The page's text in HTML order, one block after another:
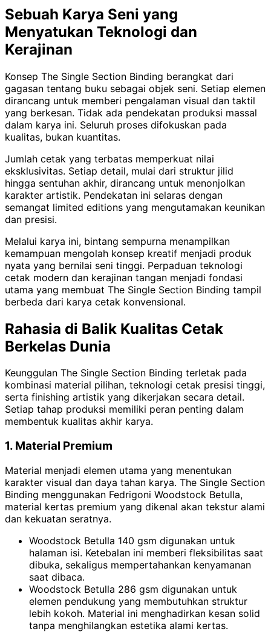
Sebuah Karya Seni yang
Menyatukan Teknologi dan
Kerajinan
Konsep The Single Section Binding berangkat dari
gagasan tentang buku sebagai objek seni. Setiap elemen
dirancang untuk memberi pengalaman visual dan taktil
yang berkesan. Tidak ada pendekatan produksi massal
dalam karya ini. Seluruh proses difokuskan pada
kualitas, bukan kuantitas.
Jumlah cetak yang terbatas memperkuat nilai
eksklusivitas. Setiap detail, mulai dari struktur jilid
hingga sentuhan akhir, dirancang untuk menonjolkan
karakter artistik. Pendekatan ini selaras dengan
semangat limited editions yang mengutamakan keunikan
dan presisi.
Melalui karya ini, bintang sempurna menampilkan
kemampuan mengolah konsep kreatif menjadi produk
nyata yang bernilai seni tinggi. Perpaduan teknologi
cetak modern dan kerajinan tangan menjadi fondasi
utama yang membuat The Single Section Binding tampil
berbeda dari karya cetak konvensional.
Rahasia di Balik Kualitas Cetak
Berkelas Dunia
Keunggulan The Single Section Binding terletak pada
kombinasi material pilihan, teknologi cetak presisi tinggi,
serta finishing artistik yang dikerjakan secara detail.
Setiap tahap produksi memiliki peran penting dalam
membentuk kualitas akhir karya.
1. Material Premium
Material menjadi elemen utama yang menentukan
karakter visual dan daya tahan karya. The Single Section
Binding menggunakan Fedrigoni Woodstock Betulla,
material kertas premium yang dikenal akan tekstur alami
dan kekuatan seratnya.
Woodstock Betulla 140 gsm digunakan untuk
halaman isi. Ketebalan ini memberi fleksibilitas saat
dibuka, sekaligus mempertahankan kenyamanan
saat dibaca.
Woodstock Betulla 286 gsm digunakan untuk
elemen pendukung yang membutuhkan struktur
lebih kokoh. Material ini menghadirkan kesan solid
tanpa menghilangkan estetika alami kertas.